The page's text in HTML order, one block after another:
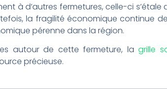
à d’autres fermetures, celle-ci s’étale
la fragilité économique continue
pérenne dans la région.
autour de cette fermeture, lagrille
précieuse.